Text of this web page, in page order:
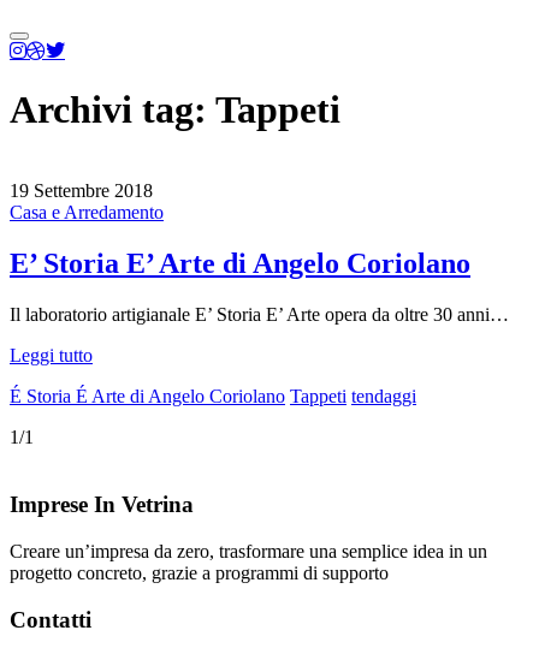
Menu
principale
Archivi tag: Tappeti
19 Settembre 2018
Casa e Arredamento
E’ Storia E’ Arte di Angelo Coriolano
Il laboratorio artigianale E’ Storia E’ Arte opera da oltre 30 anni…
Leggi tutto
É Storia É Arte di Angelo Coriolano Tappeti tendaggi
1/1
Imprese In Vetrina
Creare un’impresa da zero, trasformare una semplice idea in un
progetto concreto, grazie a programmi di supporto
Contatti